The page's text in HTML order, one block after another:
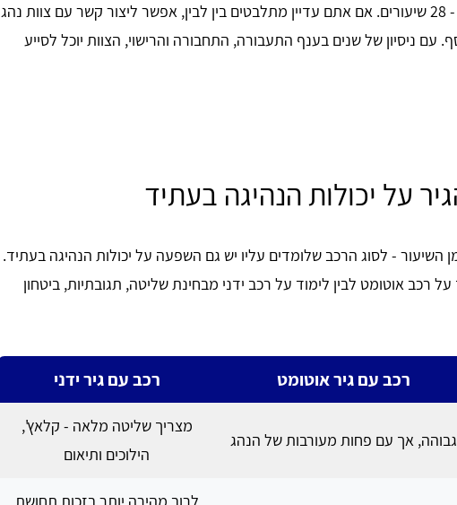
הן בידני והן באוטומט הם - 28 שיעורים. אם אתם עדיין מתלבטים בין לבין, אפשר ליצור קשר עם צוות נהג
עם ניסיון של שנים בענף התעבורה, התחבורה והרישוי, הצוות יוכל לסייע
על יכולות הנהיגה בעתיד
השיעור - לסוג הרכב שלומדים עליו יש גם השפעה על יכולות הנהיגה בעתיד.
על רכב אוטומט לבין לימוד על רכב ידני מבחינת שליטה, תגובתיות, ביטחון
רכב עם גיר אוטומט רכב עם גיר ידני
גבוהה, אך עם פחות מעורבות של הנהג
מצריך שליטה מלאה - קלאץ',
הילוכים ותיאום